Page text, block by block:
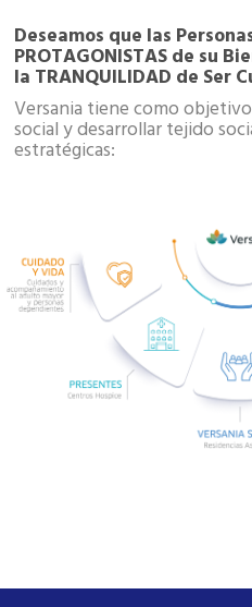
Deseamos que las
PROTAGONISTAS de su
la TRANQUILIDAD de Ser
Versania tiene como
social y desarrollar tejido
estratégicas: